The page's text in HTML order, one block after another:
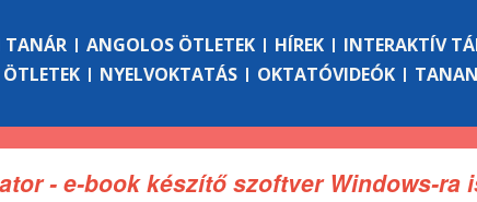
TANÁR ANGOLOS ÖTLETEK HÍREK INTERAKTÍV
NYELVOKTATÁS OKTATÓVIDEÓK
- e-book készítő szoftver Windows-ra